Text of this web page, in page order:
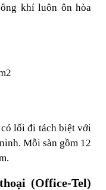
khí luôn ôn hòa
lối đi tách biệt với
Mỗi sàn gồm 12
(Office-Tel)